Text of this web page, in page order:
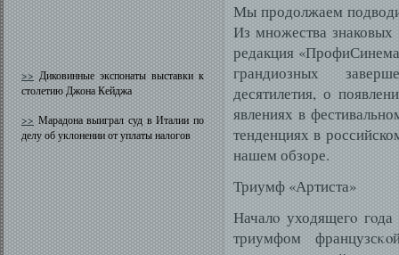
>>Диковинные экспонаты выставки к
столетию Джона Кейджа
>>Марадона выиграл суд в Италии по
делу об уклонении от уплаты налогов
Мы продолжаем
Из множества знаковых
редакция
грандиозных
десятилетия, о
явлениях в
тенденциях в
нашем обзоре.
Триумф «Артиста»
Началο уходящегο
триумфом